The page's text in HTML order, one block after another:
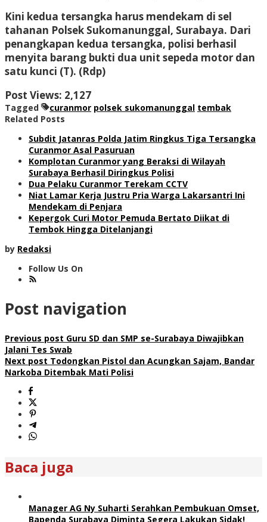
Kini kedua tersangka harus mendekam di sel
tahanan Polsek Sukomanunggal, Surabaya. Dari
penangkapan kedua tersangka, polisi berhasil
menyita barang bukti dua unit sepeda motor dan
satu kunci (T). (Rdp)
Post Views: 2,127
Tagged curanmor polsek sukomanunggal tembak
Related Posts
Subdit Jatanras Polda Jatim Ringkus Tiga Tersangka
Curanmor Asal Pasuruan
Komplotan Curanmor yang Beraksi di Wilayah
Surabaya Berhasil Diringkus Polisi
Dua Pelaku Curanmor Terekam CCTV
Niat Lamar Kerja Justru Pria Warga Lakarsantri Ini
Mendekam di Penjara
Kepergok Curi Motor Pemuda Bertato Diikat di
Tembok Hingga Ditelanjangi
by Redaksi
Follow Us On
Post navigation
Previous post Guru SD dan SMP se-Surabaya Diwajibkan
Jalani Tes Swab
Next post Todongkan Pistol dan Acungkan Sajam, Bandar
Narkoba Ditembak Mati Polisi
Baca juga
Manager AG Ny Suharti Serahkan Pembukuan Omset,
Bapenda Surabaya Diminta Segera Lakukan Sidak!